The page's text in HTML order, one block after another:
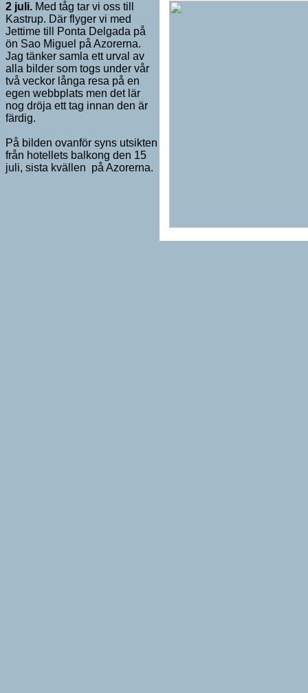
2 juli. Med tåg tar vi oss till
Kastrup. Där flyger vi med
Jettime till Ponta Delgada på
ön Sao Miguel på Azorerna.
Jag tänker samla ett urval av
alla bilder som togs under vår
två veckor långa resa på en
egen webbplats men det lär
nog dröja ett tag innan den är
färdig.
På bilden ovanför syns utsikten
från hotellets balkong den 15
juli, sista kvällen på Azorerna.